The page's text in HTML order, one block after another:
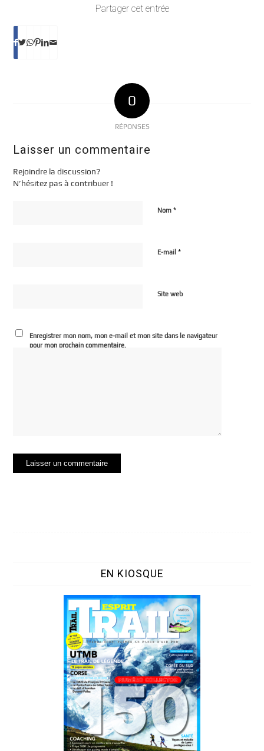
Partager cet entrée
0
RÉPONSES
Laisser un commentaire
Rejoindre la discussion?
N’hésitez pas à contribuer !
Nom*
E-mail*
Site web
Enregistrer mon nom, mon e-mail et mon site dans le navigateur
pour mon prochain commentaire.
EN KIOSQUE